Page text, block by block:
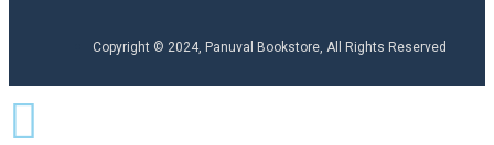
Copyright © 2024, Panuval Bookstore, All Rights Reserved